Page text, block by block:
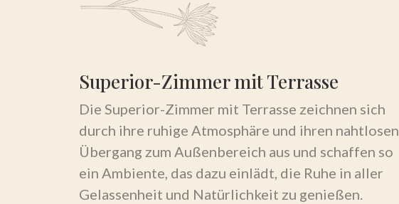
Superior-Zimmer mit Terrasse
Die Superior-Zimmer mit Terrasse zeichnen sich
durch ihre ruhige Atmosphäre und ihren nahtlosen
Übergang zum Außenbereich aus und schaffen so
ein Ambiente, das dazu einlädt, die Ruhe in aller
Gelassenheit und Natürlichkeit zu genießen.